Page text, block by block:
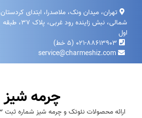
تهران، میدان ونک، ملاصدرا، ابتدای کردستان
شمالی، نبش زاینده‌ رود غربی، پلاک ۳۷، طبقه
اول
۰۲۱-۸۸۶۱۳۹۰۳ (۵ خط)
service@charmeshiz.com
چرمه شیز
ارائه محصولات نئوتک و چرمه شیز شماره ثبت ۱۹۴۳۲۳ | تأسیس ۱۳۸۱